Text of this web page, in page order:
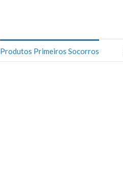
Produtos Primeiros Socorros